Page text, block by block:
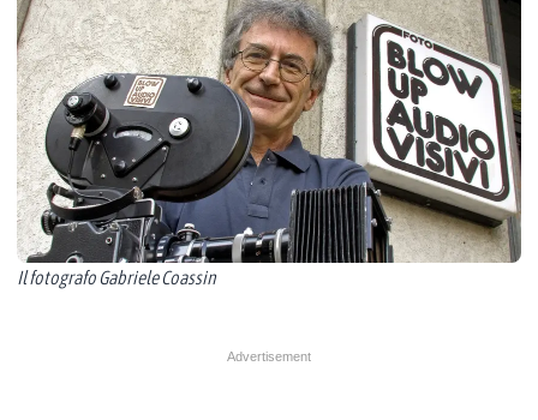
Il fotografo Gabriele Coassin